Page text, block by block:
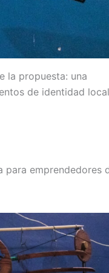
la propuesta: una
de identidad
emprendedores